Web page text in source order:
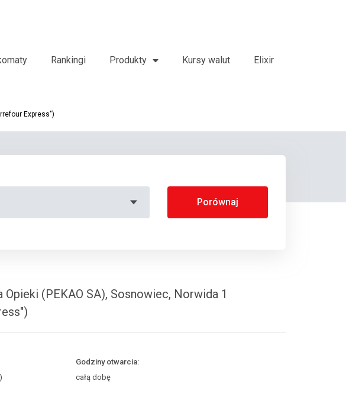
Rankingi Produkty Kursy walut Elixir
Express")
Porównaj
(PEKAO SA), Sosnowiec, Norwida 1
Godziny otwarcia:
całą dobę